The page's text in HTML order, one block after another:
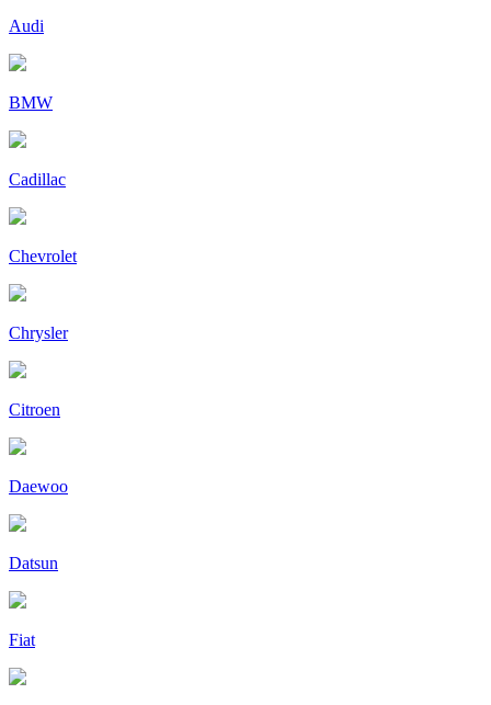
Audi
BMW
Cadillac
Chevrolet
Chrysler
Citroen
Daewoo
Datsun
Fiat